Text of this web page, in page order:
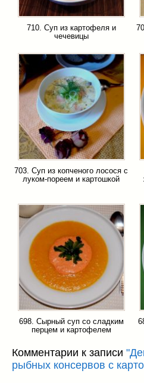
710. Суп из картофеля и
чечевицы
703. Суп из копченого лосося с
луком-пореем и картошкой
698. Сырный суп со сладким
перцем и картофелем
Комментарии к записи
рыбных консервов с